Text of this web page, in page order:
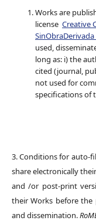
Works are
license Creative
SinObraDerivada
used,
long as: i) the
cited (journal,
not used for
specifications of
3. Conditions for auto-
share electronically
and /or post-print
their Works before the
and dissemination.